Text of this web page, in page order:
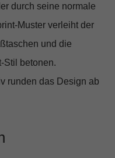
durch seine normale
Muster verleiht der
und die
Stil betonen.
runden das Design ab